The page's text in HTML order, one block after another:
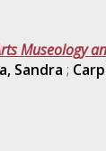
Museology
Sandra ;